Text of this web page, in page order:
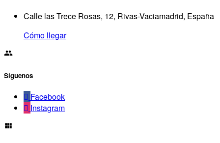
Calle las Trece Rosas, 12, Rivas-Vaciamadrid, España
Cómo llegar
Síguenos
Facebook
Instagram